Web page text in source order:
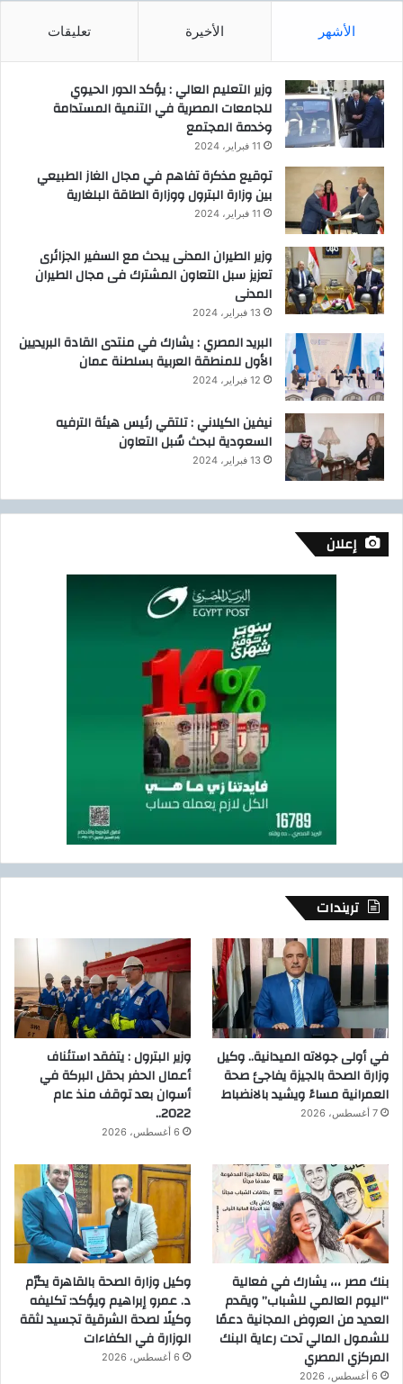
الأشهر الأخيرة تعليقات
وزير التعليم العالي : يؤكد الدور الحيوي
للجامعات المصرية في التنمية المستدامة
وخدمة المجتمع
11 فبراير، 2024
توقيع مذكرة تفاهم في مجال الغاز الطبيعي
بين وزارة البترول ووزارة الطاقة البلغارية
11 فبراير، 2024
وزير الطيران المدنى يبحث مع السفير الجزائرى
تعزيز سبل التعاون المشترك فى مجال الطيران
المدنى
13 فبراير، 2024
البريد المصري : يشارك في منتدى القادة البريديين
الأول للمنطقة العربية بسلطنة عمان
12 فبراير، 2024
نيفين الكيلاني : تلتقي رئيس هيئة الترفيه
السعودية لبحث سُبل التعاون
13 فبراير، 2024
إعلان
تريندات
في أولى جولاته الميدانية.. وكيل
وزارة الصحة بالجيزة يفاجئ صحة
العمرانية مساءً ويشيد بالانضباط
7 أغسطس، 2026
وزير البترول : يتفقد استئناف
أعمال الحفر بحقل البركة في
أسوان بعد توقف منذ عام
2022..
6 أغسطس، 2026
بنك مصر ،،، يشارك في فعالية
“اليوم العالمي للشباب” ويقدم
العديد من العروض المجانية دعمًا
للشمول المالي تحت رعاية البنك
المركزي المصري
6 أغسطس، 2026
وكيل وزارة الصحة بالقاهرة يكرّم
د. عمرو إبراهيم ويؤكد: تكليفه
وكيلًا لصحة الشرقية تجسيد لثقة
الوزارة في الكفاءات
6 أغسطس، 2026